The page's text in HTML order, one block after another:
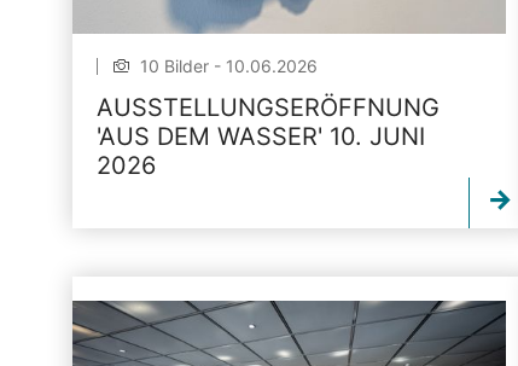
10 Bilder - 10.06.2026
AUSSTELLUNGSERÖFFNUNG
'AUS DEM WASSER' 10. JUNI
2026